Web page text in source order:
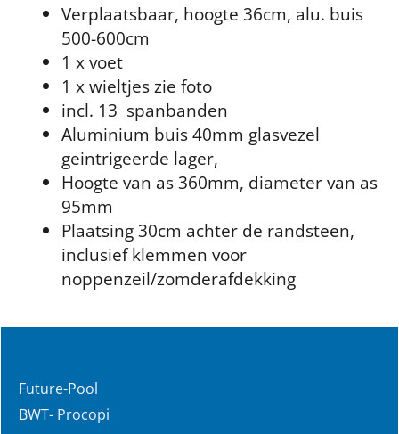
Verplaatsbaar, hoogte 36cm, alu. buis
500-600cm
1 x voet
1 x wieltjes zie foto
incl. 13 spanbanden
Aluminium buis 40mm glasvezel
geintrigeerde lager,
Hoogte van as 360mm, diameter van as
95mm
Plaatsing 30cm achter de randsteen,
inclusief klemmen voor
noppenzeil/zomderafdekking
Future-Pool
BWT- Procopi